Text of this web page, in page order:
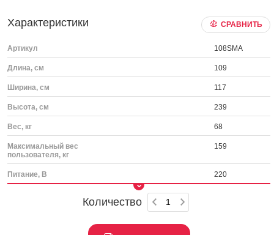
Характеристики СРАВНИТЬ
Артикул 108SMA
Длина, см 109
Ширина, см 117
Высота, см 239
Вес, кг 68
Максимальный вес
пользователя, кг
159
Питание, В 220
Количество